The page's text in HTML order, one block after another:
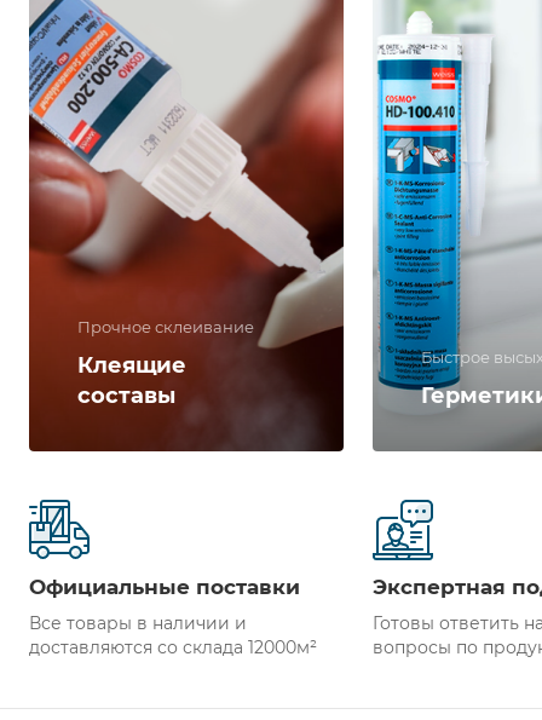
Прочное склеивание
Клеящие
составы
Быстрое
Официальные поставки
Все товары в наличии и
доставляются со склада 12000м²
Экспертная
Готовы ответить
вопросы по